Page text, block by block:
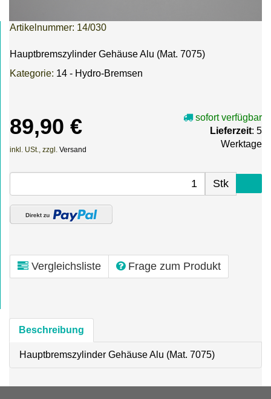
Artikelnummer: 14/030
Hauptbremszylinder Gehäuse Alu (Mat. 7075)
Kategorie: 14 - Hydro-Bremsen
89,90 €
inkl. USt., zzgl. Versand
sofort verfügbar
Lieferzeit: 5
Werktage
Stk
Vergleichsliste Frage zum Produkt
Beschreibung
Hauptbremszylinder Gehäuse Alu (Mat. 7075)